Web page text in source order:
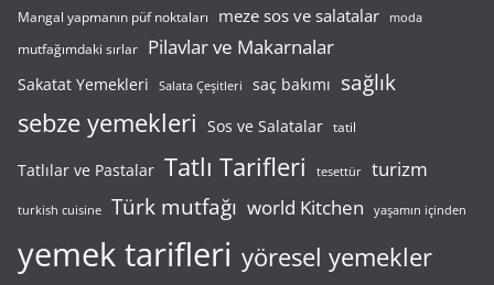
Mangal yapmanın püf noktaları meze sos ve salatalar moda
mutfağımdaki sırlar Pilavlar ve Makarnalar
Sakatat Yemekleri Salata Çeşitleri saç bakımı sağlık
sebze yemekleri Sos ve Salatalar tatil
Tatlılar ve Pastalar Tatlı Tarifleri tesettür turizm
turkish cuisine Türk mutfağı world Kitchen yaşamın içinden
yemek tarifleri yöresel yemekler